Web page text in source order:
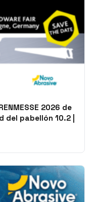
2026 de
pabellón 10.2 |